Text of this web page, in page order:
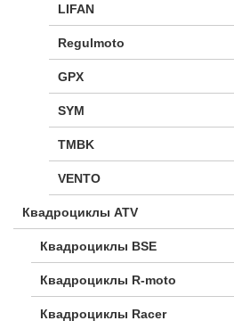
LIFAN
Regulmoto
GPX
SYM
TMBK
VENTO
Квадроциклы ATV
Квадроциклы BSE
Квадроциклы R-moto
Квадроциклы Racer